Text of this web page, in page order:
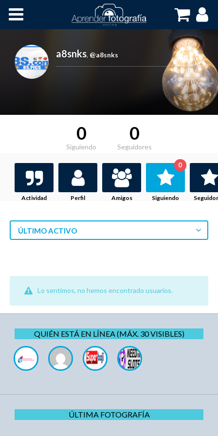
Cursos OnLine
a8snks, @a8snks
0
Siguiendo
0
Seguidores
Actividad Perfil Amigos Siguiendo
0
ÚLTIMO ACTIVO
Lo sentimos, no hemos encontrado usuarios.
QUIÉN ESTÁ EN LÍNEA (MÁX. 30 VISIBLES)
ÚLTIMA FOTOGRAFÍA